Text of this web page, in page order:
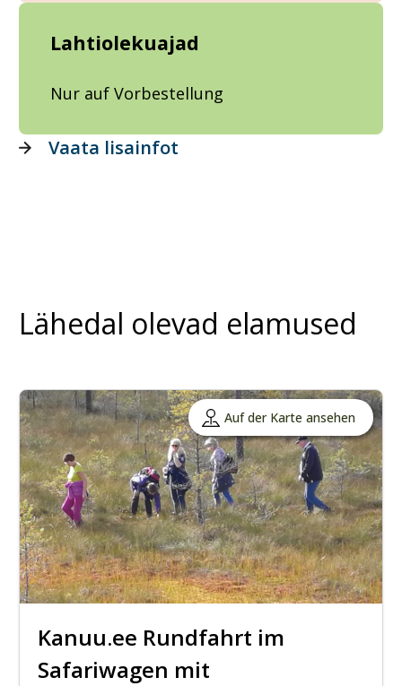
Lahtiolekuajad
Nur auf Vorbestellung
Vaata lisainfot
Lähedal olevad elamused
Auf der Karte ansehen
Kanuu.ee Rundfahrt im
Safariwagen mit